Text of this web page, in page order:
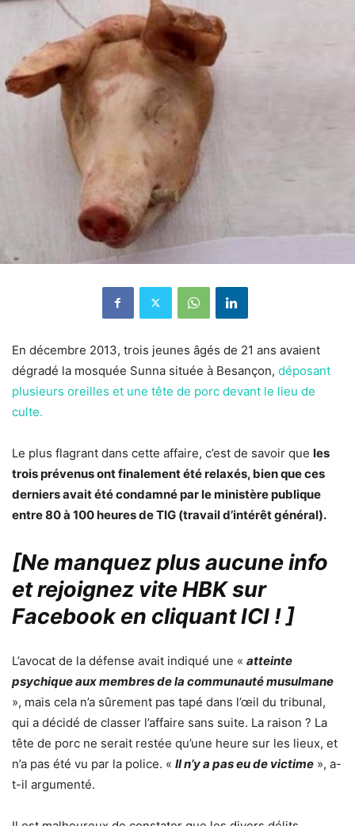
En décembre 2013, trois jeunes âgés de 21 ans avaient
dégradé la mosquée Sunna située à Besançon, déposant
plusieurs oreilles et une tête de porc devant le lieu de
culte.
Le plus flagrant dans cette affaire, c’est de savoir que les
trois prévenus ont finalement été relaxés, bien que ces
derniers avait été condamné par le ministère publique
entre 80 à 100 heures de TIG (travail d’intérêt général).
[Ne manquez plus aucune info
et rejoignez vite HBK sur
Facebook en cliquant ICI !]
L’avocat de la défense avait indiqué une « atteinte
psychique aux membres de la communauté musulmane
», mais cela n’a sûrement pas tapé dans l’œil du tribunal,
qui a décidé de classer l’affaire sans suite. La raison ? La
tête de porc ne serait restée qu’une heure sur les lieux, et
n’a pas été vu par la police. « Il n’y a pas eu de victime », a-
t-il argumenté.